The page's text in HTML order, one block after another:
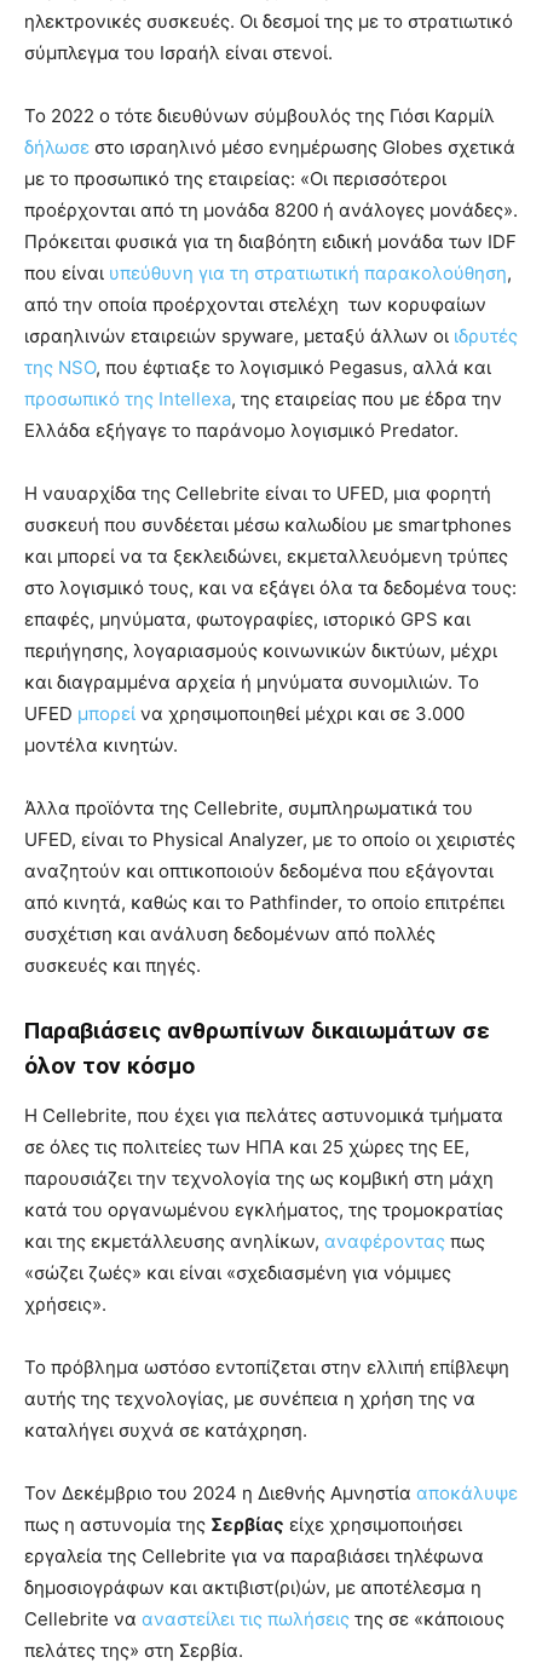
ηλεκτρονικές συσκευές. Οι δεσμοί της με το στρατιωτικό
σύμπλεγμα του Ισραήλ είναι στενοί.
Το 2022 ο τότε διευθύνων σύμβουλός της Γιόσι Καρμίλ
δήλωσε στο ισραηλινό μέσο ενημέρωσης Globes σχετικά
με το προσωπικό της εταιρείας: «Οι περισσότεροι
προέρχονται από τη μονάδα 8200 ή ανάλογες μονάδες».
Πρόκειται φυσικά για τη διαβόητη ειδική μονάδα των IDF
που είναι υπεύθυνη για τη στρατιωτική παρακολούθηση,
από την οποία προέρχονται στελέχη των κορυφαίων
ισραηλινών εταιρειών spyware, μεταξύ άλλων οι ιδρυτές
της NSO, που έφτιαξε το λογισμικό Pegasus, αλλά και
προσωπικό της Intellexa, της εταιρείας που με έδρα την
Ελλάδα εξήγαγε το παράνομο λογισμικό Predator.
Η ναυαρχίδα της Cellebrite είναι το UFED, μια φορητή
συσκευή που συνδέεται μέσω καλωδίου με smartphones
και μπορεί να τα ξεκλειδώνει, εκμεταλλευόμενη τρύπες
στο λογισμικό τους, και να εξάγει όλα τα δεδομένα τους:
επαφές, μηνύματα, φωτογραφίες, ιστορικό GPS και
περιήγησης, λογαριασμούς κοινωνικών δικτύων, μέχρι
και διαγραμμένα αρχεία ή μηνύματα συνομιλιών. Το
UFED μπορεί να χρησιμοποιηθεί μέχρι και σε 3.000
μοντέλα κινητών.
Άλλα προϊόντα της Cellebrite, συμπληρωματικά του
UFED, είναι το Physical Analyzer, με το οποίο οι χειριστές
αναζητούν και οπτικοποιούν δεδομένα που εξάγονται
από κινητά, καθώς και το Pathfinder, το οποίο επιτρέπει
συσχέτιση και ανάλυση δεδομένων από πολλές
συσκευές και πηγές.
Παραβιάσεις ανθρωπίνων δικαιωμάτων σε
όλον τον κόσμο
Η Cellebrite, που έχει για πελάτες αστυνομικά τμήματα
σε όλες τις πολιτείες των ΗΠΑ και 25 χώρες της ΕΕ,
παρουσιάζει την τεχνολογία της ως κομβική στη μάχη
κατά του οργανωμένου εγκλήματος, της τρομοκρατίας
και της εκμετάλλευσης ανηλίκων, αναφέροντας πως
«σώζει ζωές» και είναι «σχεδιασμένη για νόμιμες
χρήσεις».
Το πρόβλημα ωστόσο εντοπίζεται στην ελλιπή επίβλεψη
αυτής της τεχνολογίας, με συνέπεια η χρήση της να
καταλήγει συχνά σε κατάχρηση.
Τον Δεκέμβριο του 2024 η Διεθνής Αμνηστία αποκάλυψε
πως η αστυνομία της Σερβίας είχε χρησιμοποιήσει
εργαλεία της Cellebrite για να παραβιάσει τηλέφωνα
δημοσιογράφων και ακτιβιστ(ρι)ών, με αποτέλεσμα η
Cellebrite να αναστείλει τις πωλήσεις της σε «κάποιους
πελάτες της» στη Σερβία.